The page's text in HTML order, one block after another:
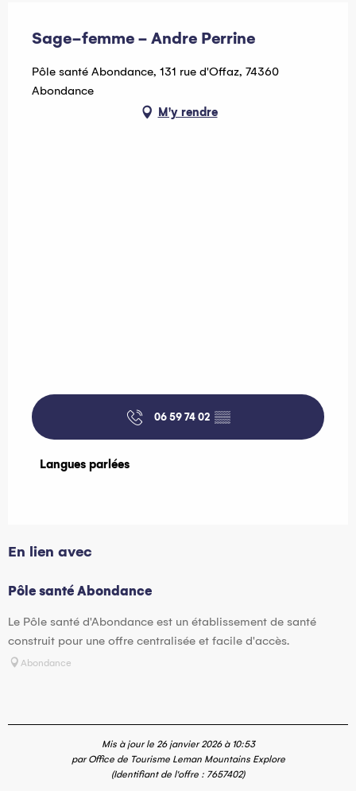
Sage-femme - Andre Perrine
Pôle santé Abondance, 131 rue d'Offaz, 74360
Abondance
M'y rendre
06 59 74 02 ▒▒
Langues parlées
Langues parlées
En lien avec
Pôle santé Abondance
Le Pôle santé d'Abondance est un établissement de santé
construit pour une offre centralisée et facile d'accès.
Abondance
Mis à jour le 26 janvier 2026 à 10:53
par Office de Tourisme Leman Mountains Explore
(Identifiant de l'offre : 7657402)